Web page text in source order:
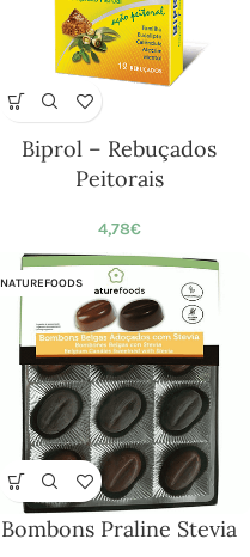
Biprol – Rebuçados
Peitorais
4,78€
NATUREFOODS
Bombons Praline Stevia